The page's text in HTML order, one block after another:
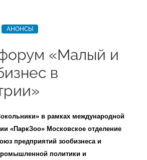
АНОНСЫ
«Малый и
в
в рамках международной
«ПаркЗоо» Московское отделение
предприятий зообизнеса и
политики и